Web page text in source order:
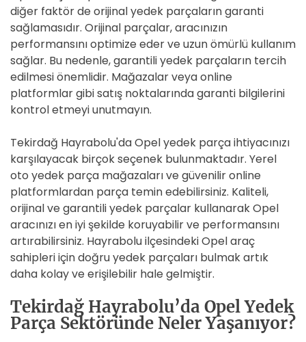
diğer faktör de orijinal yedek parçaların garanti
sağlamasıdır. Orijinal parçalar, aracınızın
performansını optimize eder ve uzun ömürlü kullanım
sağlar. Bu nedenle, garantili yedek parçaların tercih
edilmesi önemlidir. Mağazalar veya online
platformlar gibi satış noktalarında garanti bilgilerini
kontrol etmeyi unutmayın.
Tekirdağ Hayrabolu'da Opel yedek parça ihtiyacınızı
karşılayacak birçok seçenek bulunmaktadır. Yerel
oto yedek parça mağazaları ve güvenilir online
platformlardan parça temin edebilirsiniz. Kaliteli,
orijinal ve garantili yedek parçalar kullanarak Opel
aracınızı en iyi şekilde koruyabilir ve performansını
artırabilirsiniz. Hayrabolu ilçesindeki Opel araç
sahipleri için doğru yedek parçaları bulmak artık
daha kolay ve erişilebilir hale gelmiştir.
Tekirdağ Hayrabolu’da Opel Yedek
Parça Sektöründe Neler Yaşanıyor?